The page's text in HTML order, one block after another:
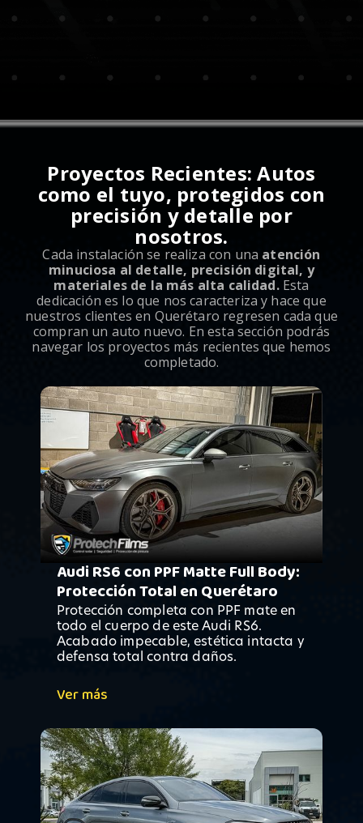
Proyectos Recientes: Autos
como el tuyo, protegidos con
precisión y detalle por
nosotros.
Cada instalación se realiza con una atención
minuciosa al detalle, precisión digital, y
materiales de la más alta calidad.Esta
dedicación es lo que nos caracteriza y hace que
nuestros clientes en Querétaro regresen cada que
compran un auto nuevo. En esta sección podrás
navegar los proyectos más recientes que hemos
completado.
Audi RS6 con PPF Matte Full Body:
Protección Total en Querétaro
Protección completa con PPF mate en
todo el cuerpo de este Audi RS6.
Acabado impecable, estética intacta y
defensa total contra daños.
Ver más